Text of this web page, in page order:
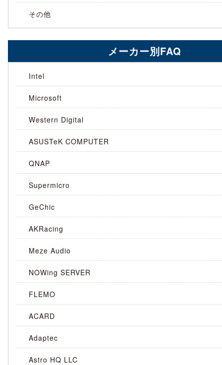
その他
メーカー別FAQ
Intel
Microsoft
Western Digital
ASUSTeK COMPUTER
QNAP
Supermicro
GeChic
AKRacing
Meze Audio
NOWing SERVER
FLEMO
ACARD
Adaptec
Astro HQ LLC